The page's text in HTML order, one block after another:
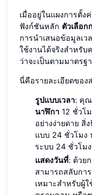
เมื่ออยู่ในแผงการตั้
ฟังก์ชันหลัก ตัวเลือก
การนำเสนอข้อมูลเ
ใช้งานได้จริงสำหรั
ว่าจะเป็นตามมาตร
นี่คือรายละเอียดขอ
รูปแบบเวลา: คุณ
นาฬิกา 12 ชั่วโ
อย่างง่ายดาย สิ่
แบบ 24 ชั่วโมง
ระบบ 24 ชั่วโม
แสดงวันที่: ด้วย
สามารถสลับกา
เหมาะสำหรับผู้